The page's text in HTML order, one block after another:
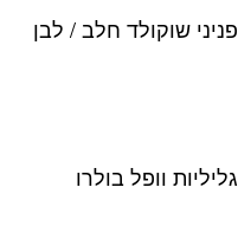
פניני שוקולד חלב / לבן
גליליות וופל בולרו